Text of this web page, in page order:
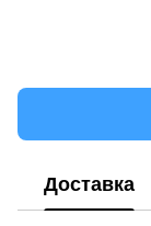
Доставка